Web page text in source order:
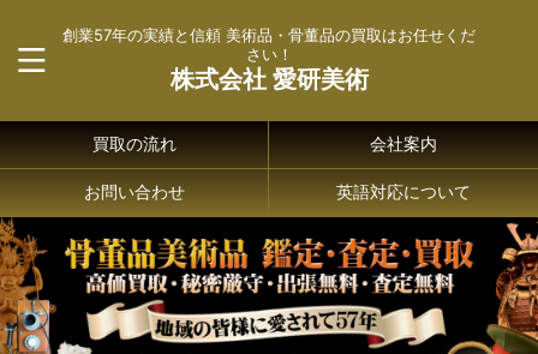
創業57年の実績と信頼 美術品・骨董品の買取はお任せくだ
さい！
株式会社 愛研美術
買取の流れ 会社案内
お問い合わせ 英語対応について